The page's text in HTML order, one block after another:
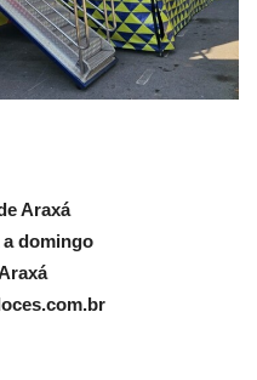
Araxá
a domingo